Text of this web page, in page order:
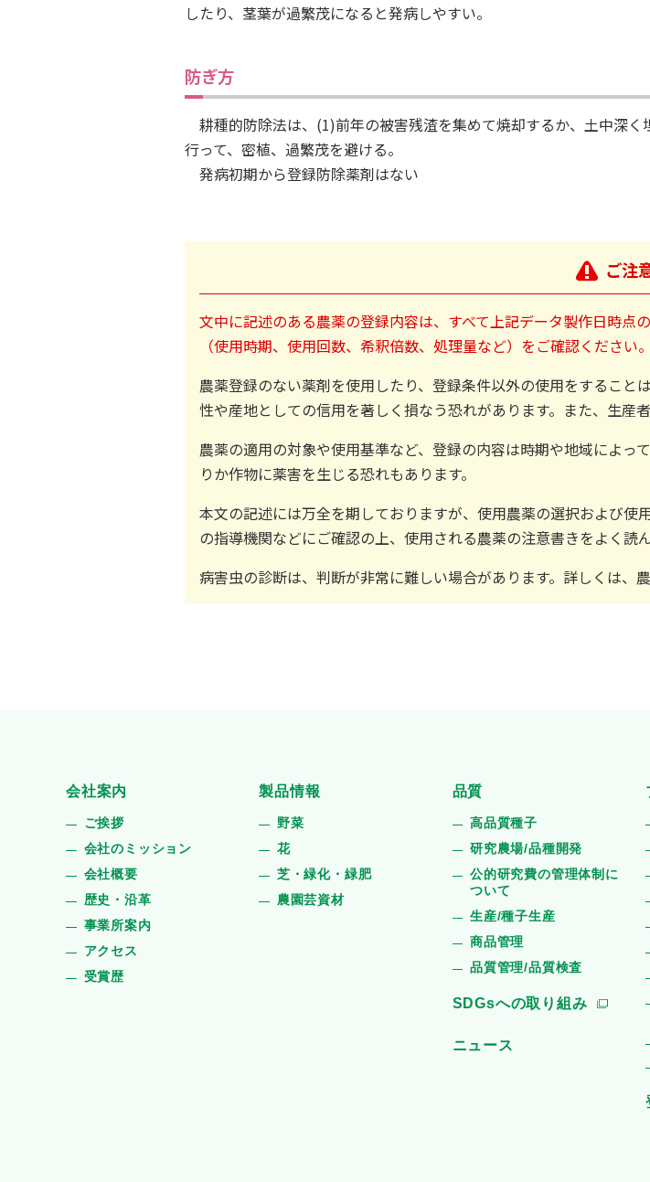
したり、茎葉が過繁茂になると発病しやすい。
防ぎ方
耕種的防除法は、(1)前年の被害残渣を集めて焼却するか、土中深
行って、密植、過繁茂を避ける。
発病初期から登録防除薬剤はない
ご注
文中に記述のある農薬の登録内容は、すべて上記データ製作日時点
（使用時期、使用回数、希釈倍数、処理量など）をご確認ください。
農薬登録のない薬剤を使用したり、登録条件以外の使用をするこ
性や産地としての信用を著しく損なう恐れがあります。また、生産
農薬の適用の対象や使用基準など、登録の内容は時期や地域によっ
りか作物に薬害を生じる恐れもあります。
本文の記述には万全を期しておりますが、使用農薬の選択および
の指導機関などにご確認の上、使用される農薬の注意書きをよく読
病害虫の診断は、判断が非常に難しい場合があります。詳しくは、
会社案内
ご挨拶
会社のミッション
会社概要
歴史・沿革
事業所案内
アクセス
受賞歴
製品情報
野菜
花
芝・緑化・緑肥
農園芸資材
品質
高品質種子
研究農場/品種開発
公的研究費の管理体制に
ついて
生産/種子生産
商品管理
品質管理/品質検査
SDGsへの取り組み
ニュース